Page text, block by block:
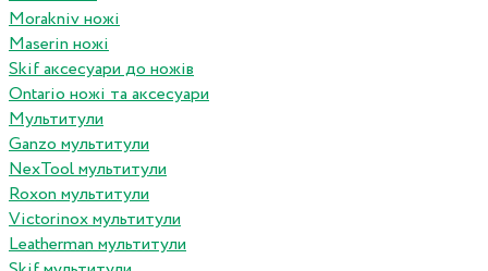
Morakniv ножі
Maserin ножі
Skif аксесуари до ножів
Ontario ножі та аксесуари
Мультитули
Ganzo мультитули
NexTool мультитули
Roxon мультитули
Victorinox мультитули
Leatherman мультитули